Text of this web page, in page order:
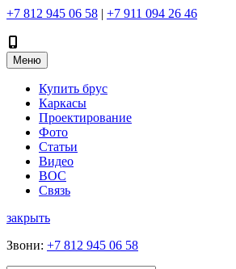
+7 812 945 06 58 | +7 911 094 26 46
Меню
Купить брус
Каркасы
Проектирование
Фото
Статьи
Видео
ВОС
Связь
закрыть
Звони: +7 812 945 06 58